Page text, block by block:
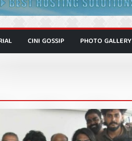
CINI GOSSIP PHOTO GALLERY